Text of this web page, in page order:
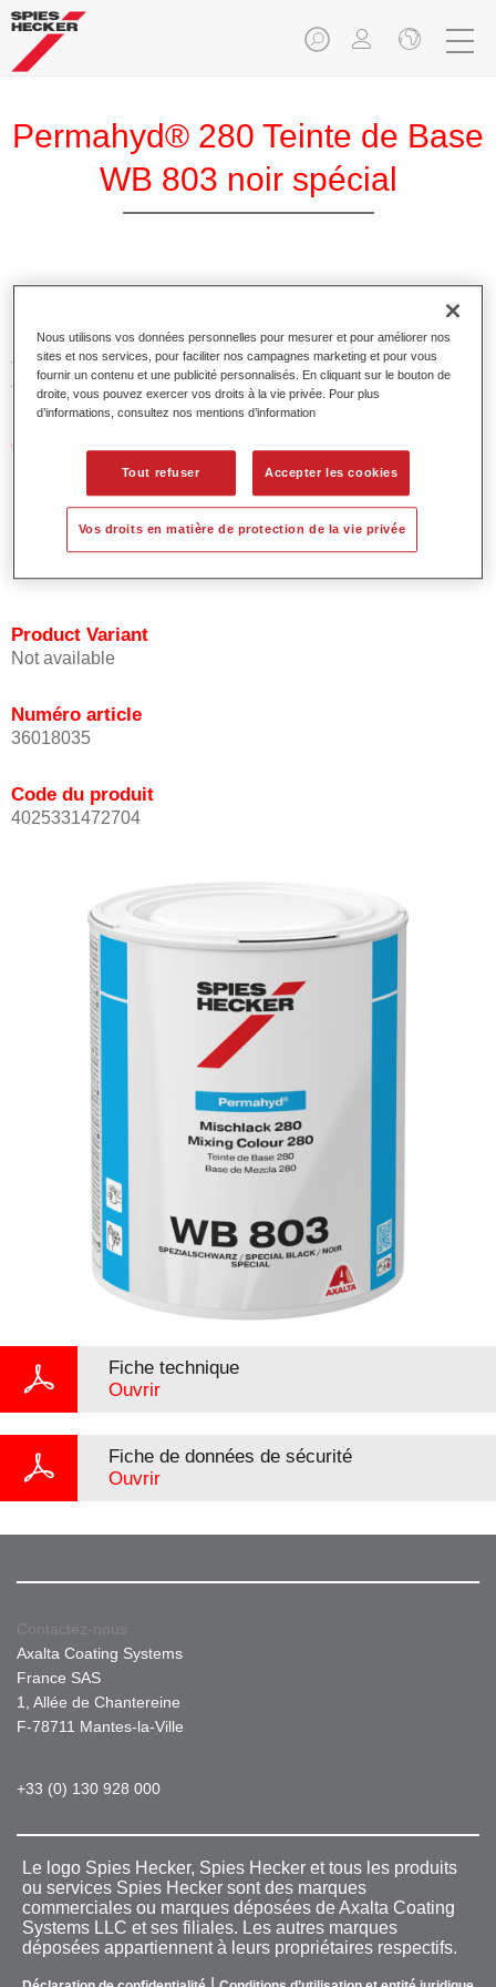
Permahyd® 280 Teinte de Base
WB 803 noir spécial
Permahyd Teinte de Base 280 est utilisable dans la
Prélaque nacrée Permahyd 285, un système de base mate
hydrodiluable de haute qualité. Elle est basée sur une
technologie spéciale de dispersion polyuréthanne pour les
teintes opaques et à effet.
Caractéristiques du produit
Permet une application facile et rapide en 1,5 couches.
Offre une bonne stabilité verticale.
Procure une bonne opacité.
Product Variant
Not available
Numéro article
36018035
Code du produit
4025331472704
Fiche technique
Ouvrir
Fiche de données de sécurité
Ouvrir
Contactez-nous
Axalta Coating Systems
France SAS
1, Allée de Chantereine
F-78711 Mantes-la-Ville
+33 (0) 130 928 000
Le logo Spies Hecker, Spies Hecker et tous les produits
ou services Spies Hecker sont des marques
commerciales ou marques déposées de Axalta Coating
Systems LLC et ses filiales. Les autres marques
déposées appartiennent à leurs propriétaires respectifs.
Nous utilisons vos données personnelles pour mesurer et pour améliorer nos
sites et nos services, pour faciliter nos campagnes marketing et pour vous
fournir un contenu et une publicité personnalisés. En cliquant sur le bouton de
droite, vous pouvez exercer vos droits à la vie privée. Pour plus
d’informations, consultez nos mentions d’information
Tout refuser Accepter les cookies
Vos droits en matière de protection de la vie privée